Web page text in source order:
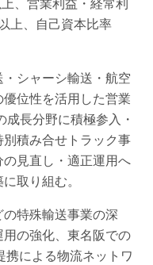
上、自己資本比率
シャーシ輸送・航空
位性を活用した営業
長分野に積極参入・
積み合せトラック事
見直し・適正運用へ
取り組む。
特殊輸送事業の深
の強化、東名阪での
による物流ネットワ